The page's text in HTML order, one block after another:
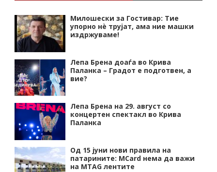
Милошески за Гостивар: Тие
упорно нѐ трујат, ама ние машки
издржуваме!
Лепа Брена доаѓа во Крива
Паланка – Градот е подготвен, а
вие?
Лепа Брена на 29. август со
концертен спектакл во Крива
Паланка
Од 15 јуни нови правила на
патарините: MCard нема да важи
на MTAG лентите